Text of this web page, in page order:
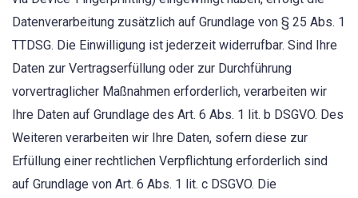
Datenverarbeitung zusätzlich auf Grundlage von § 25 Abs. 1
TTDSG. Die Einwilligung ist jederzeit widerrufbar. Sind Ihre
Daten zur Vertragserfüllung oder zur Durchführung
vorvertraglicher Maßnahmen erforderlich, verarbeiten wir
Ihre Daten auf Grundlage des Art. 6 Abs. 1 lit. b DSGVO. Des
Weiteren verarbeiten wir Ihre Daten, sofern diese zur
Erfüllung einer rechtlichen Verpflichtung erforderlich sind
auf Grundlage von Art. 6 Abs. 1 lit. c DSGVO. Die